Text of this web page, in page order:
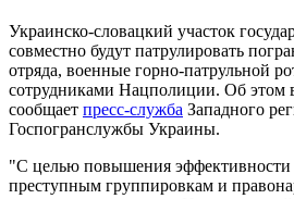
Украинско-словацкий участок
совместно будут патрулировать
отряда, военные горно-патрульной
сотрудниками Нацполиции. Об этом
сообщает пресс-служба Западного
Госпогранслужбы Украины.
"С целью повышения эффективности
преступным группировкам и